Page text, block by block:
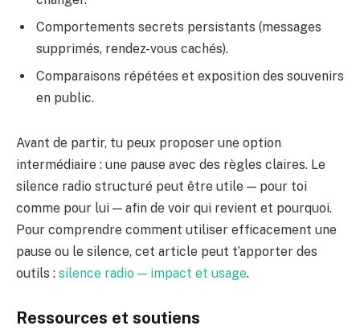
Comportements secrets persistants (messages
supprimés, rendez-vous cachés).
Comparaisons répétées et exposition des souvenirs
en public.
Avant de partir, tu peux proposer une option
intermédiaire : une pause avec des règles claires. Le
silence radio structuré peut être utile — pour toi
comme pour lui — afin de voir qui revient et pourquoi.
Pour comprendre comment utiliser efficacement une
pause ou le silence, cet article peut t’apporter des
outils : silence radio — impact et usage.
Ressources et soutiens